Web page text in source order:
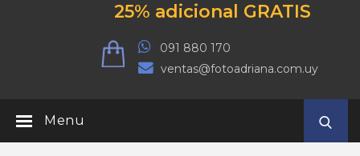
25% adicional GRATIS
091 880 170
ventas@fotoadriana.com.uy
Menu